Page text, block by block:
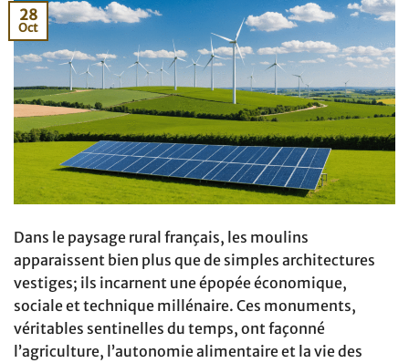
28
Oct
Dans le paysage rural français, les moulins
apparaissent bien plus que de simples architectures
vestiges; ils incarnent une épopée économique,
sociale et technique millénaire. Ces monuments,
véritables sentinelles du temps, ont façonné
l’agriculture, l’autonomie alimentaire et la vie des